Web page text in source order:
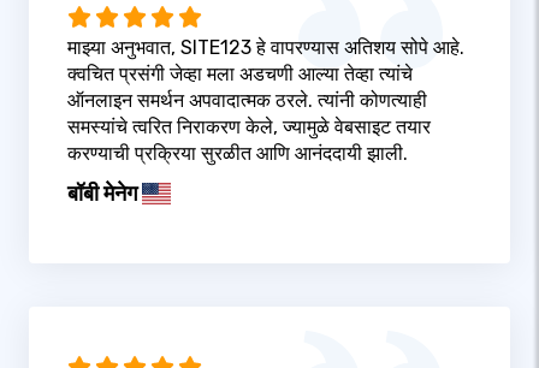
माझ्या अनुभवात, SITE123 हे वापरण्यास अतिशय सोपे आहे.
क्वचित प्रसंगी जेव्हा मला अडचणी आल्या तेव्हा त्यांचे
ऑनलाइन समर्थन अपवादात्मक ठरले. त्यांनी कोणत्याही
समस्यांचे त्वरित निराकरण केले, ज्यामुळे वेबसाइट तयार
करण्याची प्रक्रिया सुरळीत आणि आनंददायी झाली.
बॉबी मेनेग